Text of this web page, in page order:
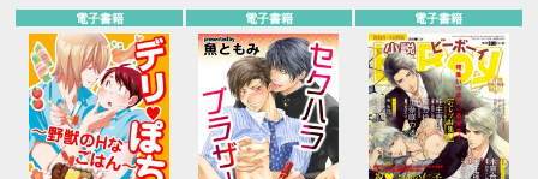
電子書籍 電子書籍 電子書籍